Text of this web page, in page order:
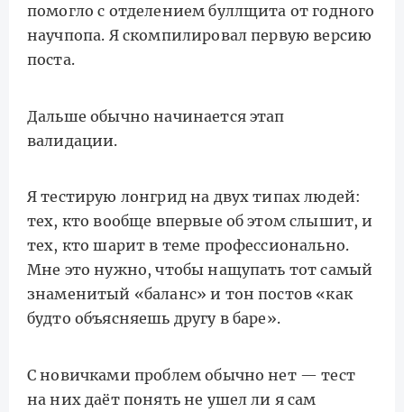
помогло с отделением буллщита от годного
научпопа. Я скомпилировал первую версию
поста.
Дальше обычно начинается этап
валидации.
Я тестирую лонгрид на двух типах людей:
тех, кто вообще впервые об этом слышит, и
тех, кто шарит в теме профессионально.
Мне это нужно, чтобы нащупать тот самый
знаменитый «баланс» и тон постов «как
будто объясняешь другу в баре».
С новичками проблем обычно нет — тест
на них даёт понять не ушел ли я сам